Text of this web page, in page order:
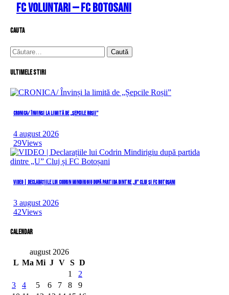
FC Voluntari — FC Botosani
cauta
Caută
după:
Ultimele stiri
CRONICA/ Învinși la limită de „Șepcile Roșii”
4 august 2026
29Views
VIDEO | Declarațiile lui Codrin Mindirigiu după partida dintre „U” Cluj și FC Botoșani
3 august 2026
42Views
Calendar
august 2026
L Ma Mi J V S D
1
2
3
4 5 6 7 8
9